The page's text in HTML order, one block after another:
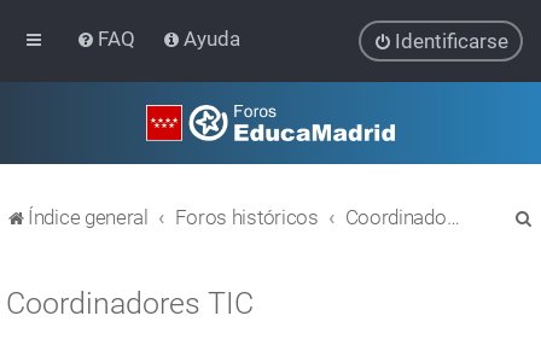
FAQ Ayuda Identificarse
Índice general Foros históricos Coordinadores TIC
Coordinadores TIC